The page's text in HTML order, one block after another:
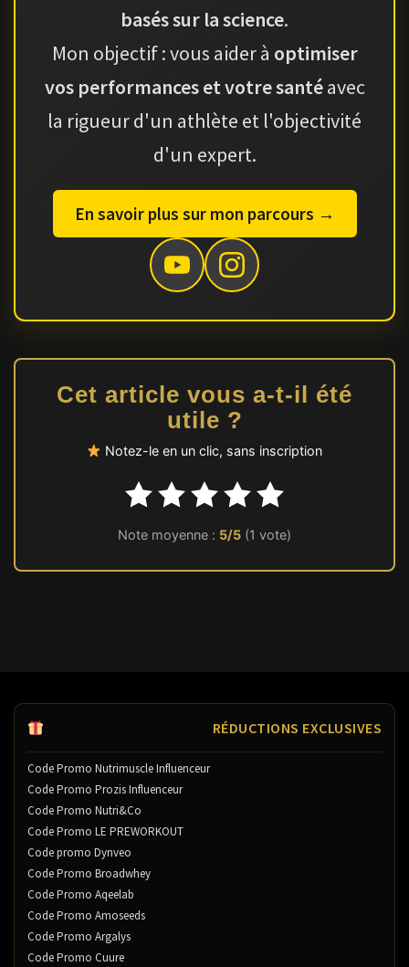
basés sur la science.
Mon objectif : vous aider à optimiser
vos performances et votre santéavec
la rigueur d'un athlète et l'objectivité
d'un expert.
En savoir plus sur mon parcours →
Cet article vous a-t-il été
utile ?
Notez-le en un clic, sans inscription
Note moyenne : 5/5 (1 vote)
RÉDUCTIONS EXCLUSIVES
Code Promo Nutrimuscle Influenceur
Code Promo Prozis Influenceur
Code Promo Nutri&Co
Code Promo LE PREWORKOUT
Code promo Dynveo
Code Promo Broadwhey
Code Promo Aqeelab
Code Promo Amoseeds
Code Promo Argalys
Code Promo Cuure